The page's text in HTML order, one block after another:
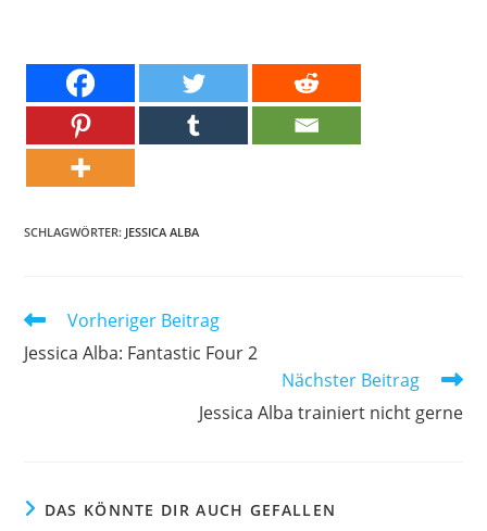
SCHLAGWÖRTER: JESSICA ALBA
Weitere
ansehen
Vorheriger Beitrag
Jessica Alba: Fantastic Four 2
Nächster Beitrag
Jessica Alba trainiert nicht gerne
DAS KÖNNTE DIR AUCH GEFALLEN